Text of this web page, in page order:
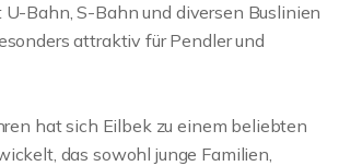
Bahn, S-Bahn und diversen Buslinien
attraktiv für Pendler und
hat sich Eilbek zu einem beliebten
das sowohl junge Familien,